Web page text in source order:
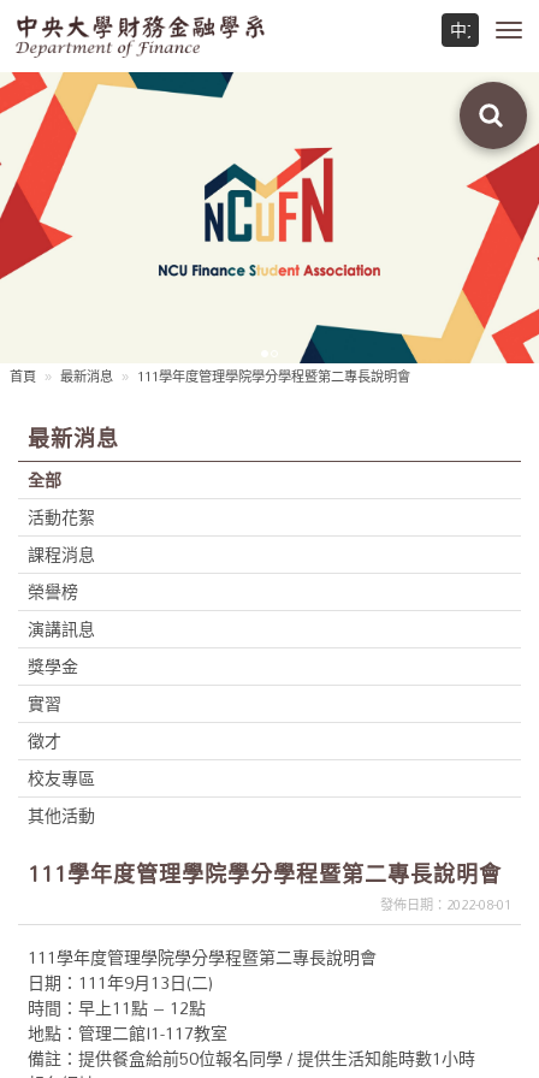
首頁 最新消息 111學年度管理學院學分學程暨第二專長說明會
最新消息
全部
活動花絮
課程消息
榮譽榜
演講訊息
獎學金
實習
徵才
校友專區
其他活動
111學年度管理學院學分學程暨第二專長說明會
發佈日期：2022-08-01
111學年度管理學院學分學程暨第二專長說明會
日期：111年9月13日(二)
時間：早上11點 – 12點
地點：管理二館I1-117教室
備註：提供餐盒給前50位報名同學 / 提供生活知能時數1小時